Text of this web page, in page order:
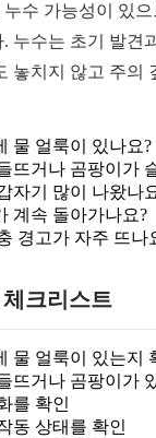
수 가능성이 있
누수는 초기 발견
놓치지 않고 주의
물 얼룩이 있나요?
뜨거나 곰팡이가
자기 많이 나왔나
계속 돌아가나요?
경고가 자주 뜨나
크리스트
물 얼룩이 있는지
뜨거나 곰팡이가
를 확인
동 상태를 확인